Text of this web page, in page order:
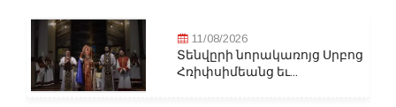
11/08/2026
Տենվըրի նորակառոյց Սրբոց
Հռիփսիմեանց եւ...